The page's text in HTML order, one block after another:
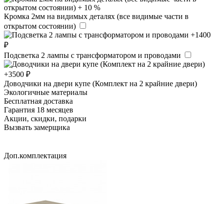
Кромка 2мм на видимых деталях (все видимые части в
открытом состоянии)
Подсветка 2 лампы с трансформатором и проводами
Доводчики на двери купе (Комплект на 2 крайние двери)
Экологичные материалы
Бесплатная доставка
Гарантия 18 месяцев
Акции, скидки, подарки
Вызвать замерщика
Доп.комплектация